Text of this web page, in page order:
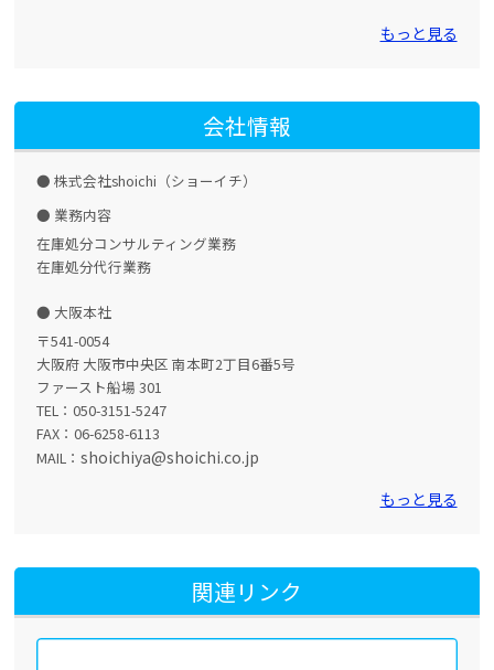
もっと見る
会社情報
株式会社shoichi（ショーイチ）
業務内容
在庫処分コンサルティング業務
在庫処分代行業務
大阪本社
〒541-0054
大阪府 大阪市中央区 南本町2丁目6番5号
ファースト船場 301
TEL：050-3151-5247
FAX：06-6258-6113
MAIL：shoichiya@shoichi.co.jp
もっと見る
関連リンク